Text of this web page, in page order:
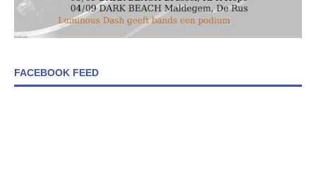
FACEBOOK FEED